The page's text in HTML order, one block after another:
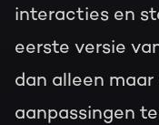
interacties en
eerste versie
dan alleen
aanpassingen